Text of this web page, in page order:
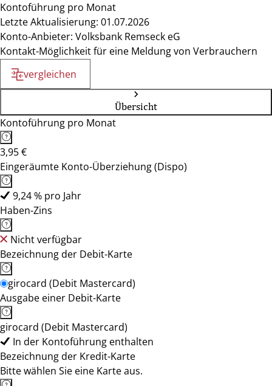
Kontoführung pro Monat
Letzte Aktualisierung: 01.07.2026
Konto-Anbieter: Volksbank Remseck eG
Kontakt-Möglichkeit für eine Meldung von Verbrauchern
vergleichen
Übersicht
Kontoführung pro Monat
3,95 €
Eingeräumte Konto-Überziehung (Dispo)
9,24 % pro Jahr
Haben-Zins
Nicht verfügbar
Bezeichnung der Debit-Karte
girocard (Debit Mastercard)
Ausgabe einer Debit-Karte
girocard (Debit Mastercard)
In der Kontoführung enthalten
Bezeichnung der Kredit-Karte
Bitte wählen Sie eine Karte aus.